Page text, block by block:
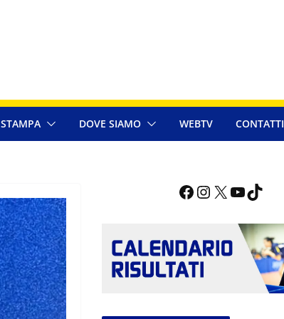
STAMPA DOVE SIAMO WEBTV CONTATTI
Facebook InstagramX YouTube TikTok